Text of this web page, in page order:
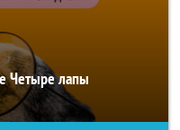
Четыре лапы